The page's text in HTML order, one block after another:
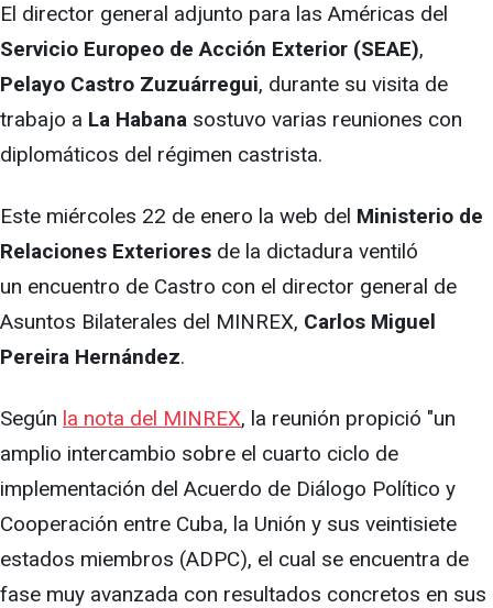
El director general adjunto para las Américas del
Servicio Europeo de Acción Exterior (SEAE),
Pelayo Castro Zuzuárregui, durante su visita de
trabajo a La Habana sostuvo varias reuniones con
diplomáticos del régimen castrista.
Este miércoles 22 de enero la web del Ministerio de
Relaciones Exteriores de la dictadura ventiló
un encuentro de Castro con el director general de
Asuntos Bilaterales del MINREX, Carlos Miguel
Pereira Hernández.
Según la nota del MINREX, la reunión propició "un
amplio intercambio sobre el cuarto ciclo de
implementación del Acuerdo de Diálogo Político y
Cooperación entre Cuba, la Unión y sus veintisiete
estados miembros (ADPC), el cual se encuentra de
fase muy avanzada con resultados concretos en sus